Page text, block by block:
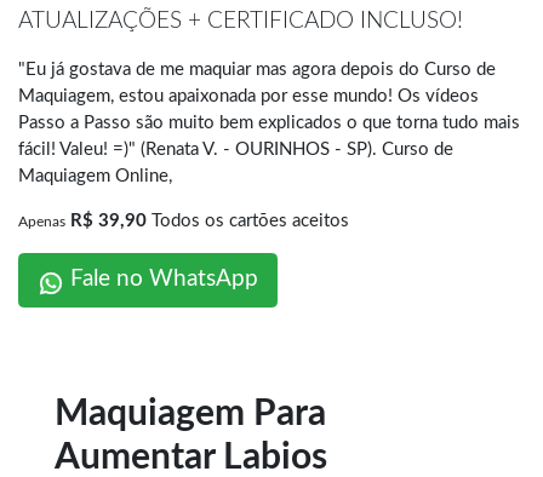
ATUALIZAÇÕES + CERTIFICADO INCLUSO!
"Eu já gostava de me maquiar mas agora depois do Curso de
Maquiagem, estou apaixonada por esse mundo! Os vídeos
Passo a Passo são muito bem explicados o que torna tudo mais
fácil! Valeu! =)" (Renata V. - OURINHOS - SP). Curso de
Maquiagem Online,
Apenas R$ 39,90 Todos os cartões aceitos
Fale no WhatsApp
Maquiagem Para
Aumentar Labios